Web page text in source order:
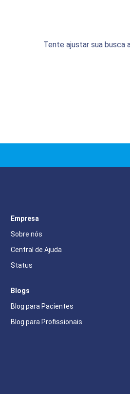
Tente ajustar sua busca
Empresa
Sobre nós
Central de Ajuda
Status
Blogs
Blog para Pacientes
Blog para Profissionais